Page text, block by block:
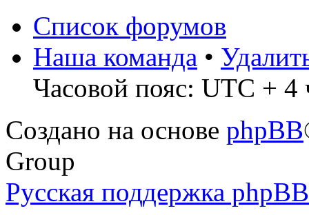
Список форумов
Наша команда •
Часовой пояс: UTC + 4
Создано на основе phpBB
Group
Русская поддержка phpBB